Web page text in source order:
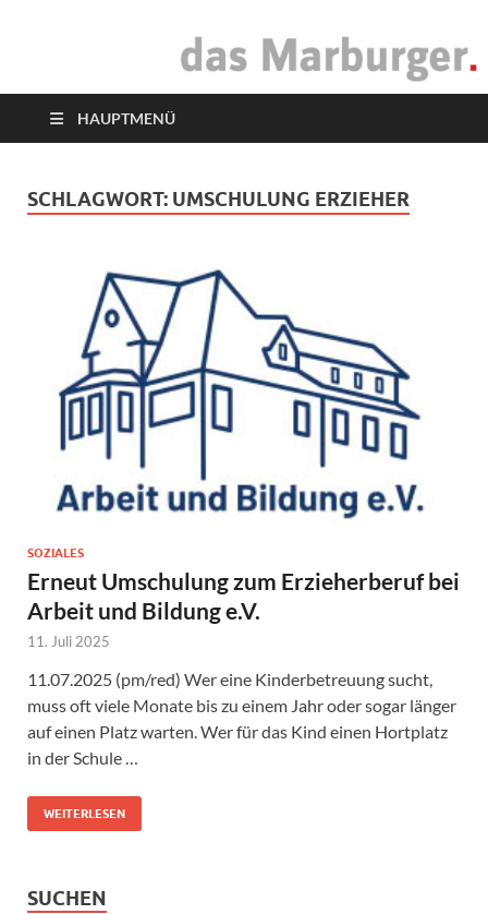
das Marburger.
HAUPTMENÜ
SCHLAGWORT: UMSCHULUNG ERZIEHER
SOZIALES
Erneut Umschulung zum Erzieherberuf bei
Arbeit und Bildung e.V.
11. Juli 2025
11.07.2025 (pm/red) Wer eine Kinderbetreuung sucht,
muss oft viele Monate bis zu einem Jahr oder sogar länger
auf einen Platz warten. Wer für das Kind einen Hortplatz
in der Schule …
WEITERLESEN
SUCHEN